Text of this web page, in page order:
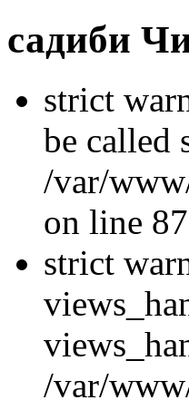
садиби
strict
be called
/var/
on line
strict
/var/